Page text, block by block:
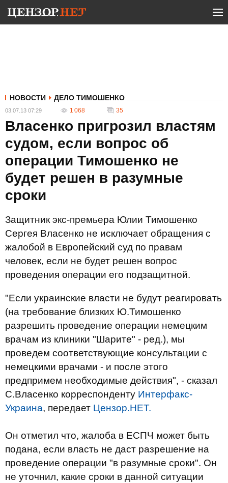
НОВОСТИ ДЕЛО ТИМОШЕНКО
03.07.13 07:29 1 068 35
Власенко пригрозил властям
судом, если вопрос об
операции Тимошенко не
будет решен в разумные
сроки
Защитник экс-премьера Юлии Тимошенко
Сергея Власенко не исключает обращения с
жалобой в Европейский суд по правам
человек, если не будет решен вопрос
проведения операции его подзащитной.
"Если украинские власти не будут реагировать
(на требование близких Ю.Тимошенко
разрешить проведение операции немецким
врачам из клиники "Шарите" - ред.), мы
проведем соответствующие консультации с
немецкими врачами - и после этого
предпримем необходимые действия", - сказал
С.Власенко корреспонденту Интерфакс-
Украина, передает Цензор.НЕТ.
Он отметил что, жалоба в ЕСПЧ может быть
подана, если власть не даст разрешение на
проведение операции "в разумные сроки". Он
не уточнил, какие сроки в данной ситуации